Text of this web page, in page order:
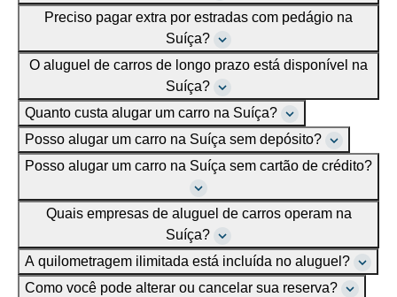
Preciso pagar extra por estradas com pedágio na
Suíça?
O aluguel de carros de longo prazo está disponível na
Suíça?
Quanto custa alugar um carro na Suíça?
Posso alugar um carro na Suíça sem depósito?
Posso alugar um carro na Suíça sem cartão de crédito?
Quais empresas de aluguel de carros operam na
Suíça?
A quilometragem ilimitada está incluída no aluguel?
Como você pode alterar ou cancelar sua reserva?